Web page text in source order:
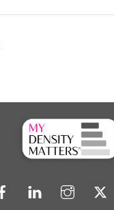
Facebook LinkedIn